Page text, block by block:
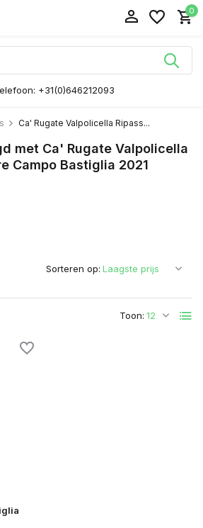
0
+31(0)646212093
Ca' Rugate Valpolicella Ripass...
met Ca' Rugate Valpolicella
Campo Bastiglia 2021
Toon:
Sorteren op: